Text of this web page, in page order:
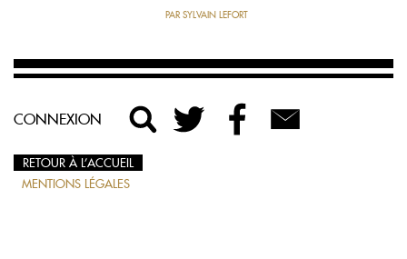
PAR SYLVAIN LEFORT
CONNEXION
RETOUR À L’ACCUEIL
MENTIONS LÉGALES